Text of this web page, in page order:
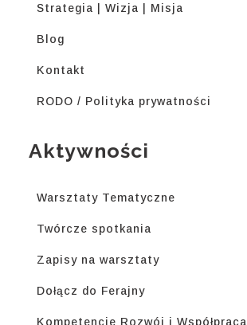
Strategia | Wizja | Misja
Blog
Kontakt
RODO / Polityka prywatności
Aktywności
Warsztaty Tematyczne
Twórcze spotkania
Zapisy na warsztaty
Dołącz do Ferajny
Kompetencje Rozwój i Współpraca